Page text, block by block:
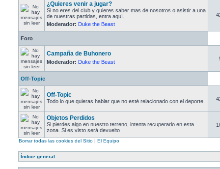
¿Quieres venir a jugar?
Si no eres del club y quieres saber mas de nosotros o asistir a una
de nuestras partidas, entra aquí.
Moderador: Duke the Beast
Foro
Campaña de Buhonero
Moderador: Duke the Beast
Off-Topic
Off-Topic
Todo lo que quieras hablar que no esté relacionado con el deporte
Objetos Perdidos
Si pierdes algo en nuestro terreno, intenta recuperarlo en esta
zona. Si es visto será devuelto
Borrar todas las cookies del Sitio | El Equipo
Índice general